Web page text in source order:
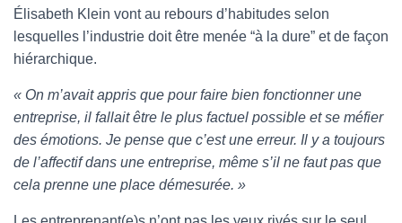
Élisabeth Klein vont au rebours d’habitudes selon
lesquelles l’industrie doit être menée “à la dure” et de façon
hiérarchique.
« On m’avait appris que pour faire bien fonctionner une
entreprise, il fallait être le plus factuel possible et se méfier
des émotions. Je pense que c’est une erreur. Il y a toujours
de l’affectif dans une entreprise, même s’il ne faut pas que
cela prenne une place démesurée. »